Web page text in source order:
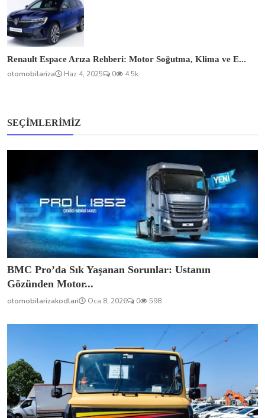
Renault Espace Arıza Rehberi: Motor Soğutma, Klima ve E...
otomobilariza
Haz 4, 2025 0 4.5k
SEÇIMLERIMIZ
BMC Pro’da Sık Yaşanan Sorunlar: Ustanın
Gözünden Motor...
otomobilarizakodlari Oca 8, 2026 0 598